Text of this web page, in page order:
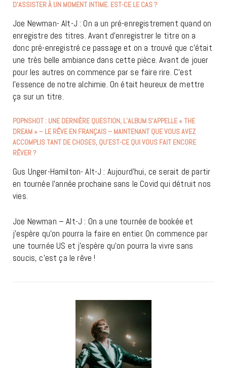
D’ASSISTER À UN MOMENT INTIME. EST-CE LE CAS ?
Joe Newman- Alt-J : On a un pré-enregistrement quand on
enregistre des titres. Avant d’enregistrer le titre on a
donc pré-enregistré ce passage et on a trouvé que c’était
une très belle ambiance dans cette pièce. Avant de jouer
pour les autres on commence par se faire rire. C’est
l’essence de notre alchimie. On était heureux de mettre
ça sur un titre.
POPNSHOT : UNE DERNIÈRE QUESTION, L’ALBUM S’APPELLE « THE
DREAM » – LE RÊVE EN FRANÇAIS – MAINTENANT QUE VOUS AVEZ
ACCOMPLIS TANT DE CHOSES, QU’EST-CE QUI VOUS FAIT ENCORE
RÊVER ?
Gus Unger-Hamilton- Alt-J : Aujourd’hui, ce serait de partir
en tournée l’année prochaine sans le Covid qui détruit nos
vies.
Joe Newman – Alt-J : On a une tournée de bookée et
j’espère qu’on pourra la faire en entier. On commence par
une tournée US et j’espère qu’on pourra la vivre sans
soucis, c’est ça le rêve !